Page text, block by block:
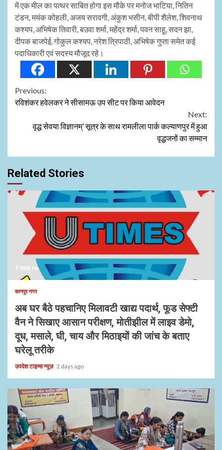
में एक मील का पत्थर साबित होगा इस मौके पर मनोज भाटिया, नितिन
टंडन, मयंक कोहली, अजय सरावगी, अंकुश भसीन, बीपी शैलेश, शिवनाथ
कश्यप, अभिषेक तिवारी, बउवा शर्मा, महेंद्र शर्मा, पवन साहू, सदन झा,
दीपक बाजपेई, गोकुल कश्यप, नरेश त्रिपाठी, अभिषेक गुप्ता समेत कई
पदाधिकारी एवं सदस्य मौजूद रहे।
Continue
Previous:
रविशंकर हवेलकर ने सीसामऊ उप सीट पर किया आवेदन
Next:
वृद्ध सेवया विज्ञानम्’ सूत्र के साथ रामलीला पार्क कल्याणपुर में हुआ
वृद्धजनों का सम्मान
Related Stories
1 min read
कानपुर नगर
अब घर बैठे पहचानिए मिलावटी खाद्य पदार्थ, फूड सेफ्टी
वैन ने सिखाए आसान परीक्षण, मोतीझील में लाइव डेमो,
दूध, मसाले, घी, चाय और मिठाइयों की जांच के बताए
घरेलू तरीके
उपदेश टाइम्स न्यूज़ 2 days ago